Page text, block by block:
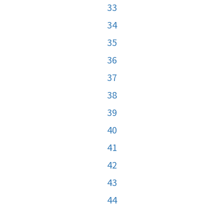
33
34
35
36
37
38
39
40
41
42
43
44